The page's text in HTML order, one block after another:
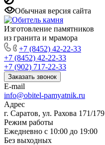
Обычная версия сайта
Изготовление памятников
из гранита и мрамора
+7 (8452) 42-22-33
+7 (8452) 42-22-33
+7 (902) 717-22-33
Заказать звонок
E-mail
info@obitel-pamyatnik.ru
Адрес
г. Саратов, ул. Рахова 171/179
Режим работы
Ежедневно с 10:00 до 19:00
Без выходных